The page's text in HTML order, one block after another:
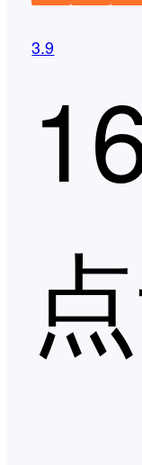
3.9